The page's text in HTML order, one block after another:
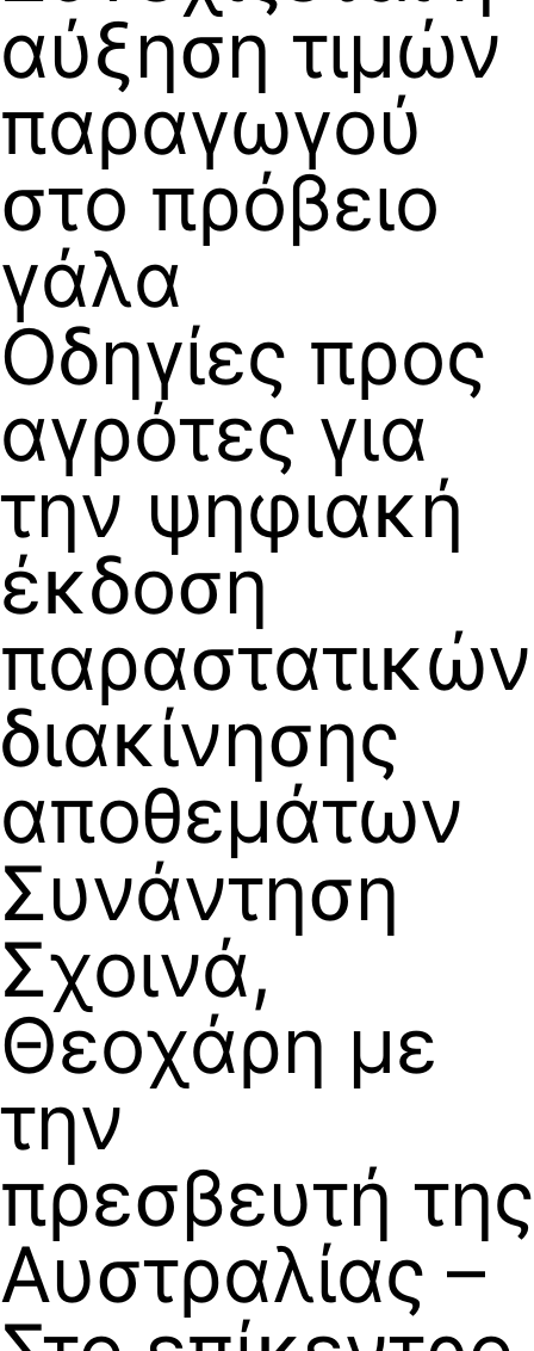
αύξηση τιμών
παραγωγού
στο πρόβειο
γάλα
Οδηγίες προς
αγρότες για
την ψηφιακή
έκδοση
παραστατικών
διακίνησης
αποθεμάτων
Συνάντηση
Σχοινά,
Θεοχάρη με
την
πρεσβευτή της
Αυστραλίας –